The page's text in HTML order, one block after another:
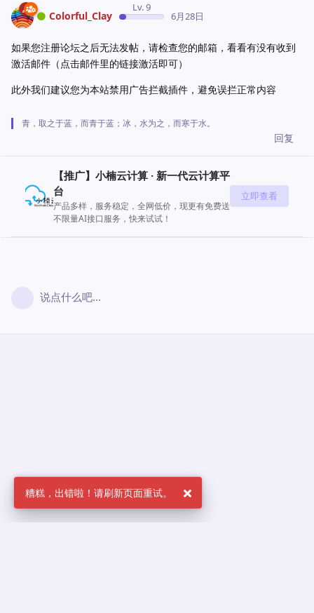
Colorful_Clay
Lv. 9
6月28日
如果您注册论坛之后无法发帖，请检查您的邮箱，看看有没有收到
激活邮件（点击邮件里的链接激活即可）
此外我们建议您为本站禁用广告拦截插件，避免误拦正常内容
青，取之于蓝，而青于蓝；冰，水为之，而寒于水。
回复
【推广】小楠云计算 · 新一代云计算平
台
产品多样，服务稳定，全网低价，现更有免费送
不限量AI接口服务，快来试试！
立即查看
说点什么吧...